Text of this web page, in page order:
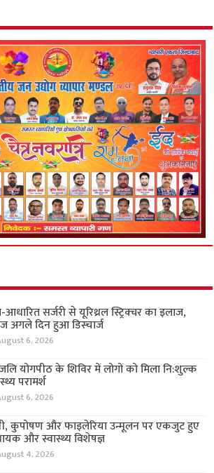
सर्जरी से यूरिथ्रल स्ट्रिक्चर का इलाज,
अगले दिन हुआ डिस्चार्ज
6, 2026
योगपीठ के शिविर में लोगों को मिला नि:शुल्क
परामर्श
6, 2026
कुपोषण और फाइलेरिया उन्मूलन पर एकजुट हुए
और स्वास्थ्य विशेषज्ञ
4, 2026